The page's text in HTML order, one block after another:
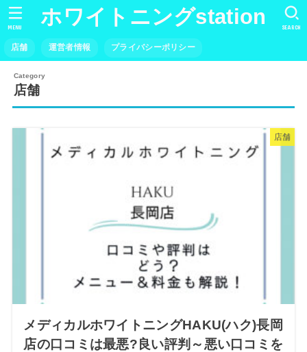
ホワイトニングstation
店舗 運営者情報 プライバシーポリシー
SEARCH
MENU
店舗
店舗
メディカルホワイトニングHAKU(ハク)長岡
店の口コミは最悪?良い評判～悪い口コミを